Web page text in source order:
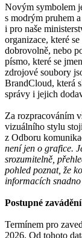
Novým symbolem
s modrým pruhem
i pro naše
organizace, které
dobrovolně, nebo
písmo, které se
zdrojové soubory
BrandCloud, která
správy i jejich
Za rozpracováním
vizuálního stylu
z Odboru
není jen o grafice.
srozumitelně,
pohled poznat, že
informacích
Postupné
Termínem pro
2026. Od tohoto